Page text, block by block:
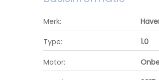
Merk:
Type: 1.0
Motor: